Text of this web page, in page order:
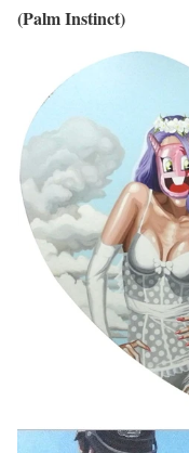
(Palm Instinct)